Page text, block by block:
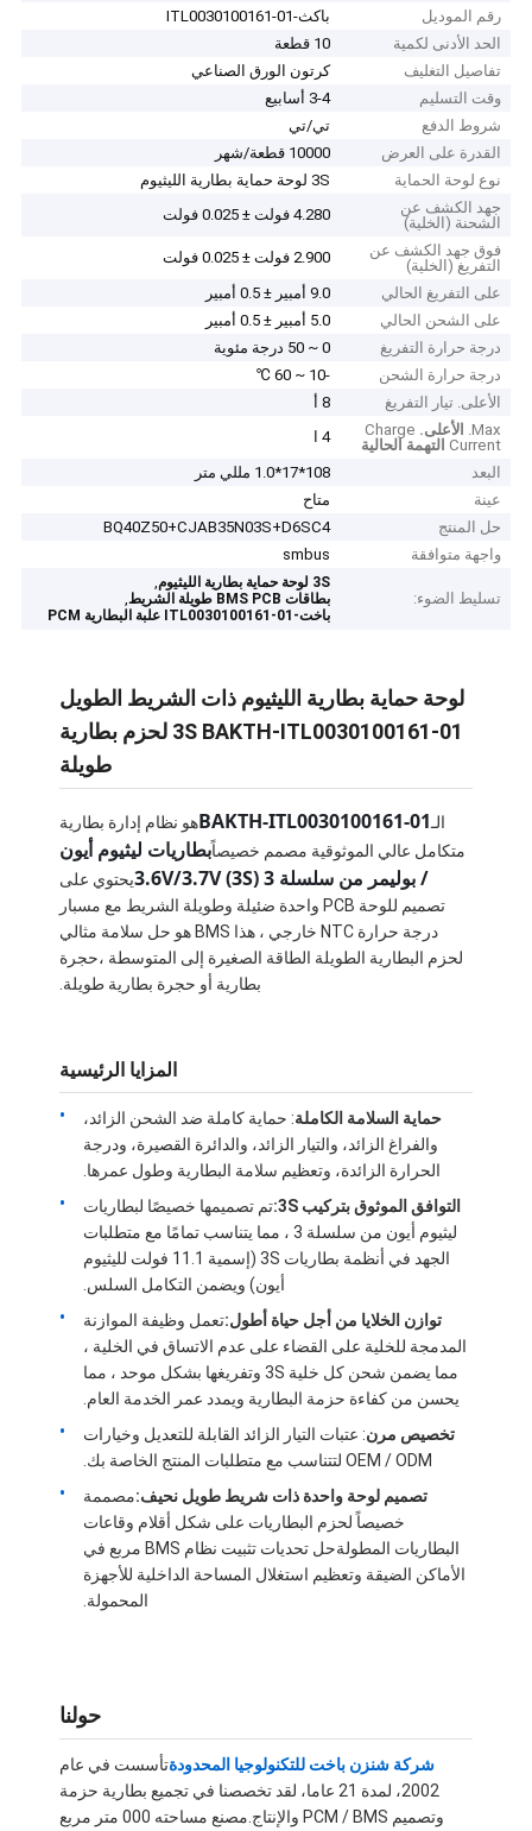
مقاطع فيديو
رقم الموديل
باكث-ITL0030100161-01
الحد الأدنى لكمية
10 قطعة
تفاصيل التغليف
كرتون الورق الصناعي
وقت التسليم
3-4 أسابيع
شروط الدفع
تي/تي
القدرة على العرض
10000 قطعة/شهر
نوع لوحة الحماية
3S لوحة حماية بطارية الليثيوم
جهد الكشف عن
الشحنة (الخلية)
4.280 فولت ± 0.025 فولت
فوق جهد الكشف عن
التفريغ (الخلية)
2.900 فولت ± 0.025 فولت
على التفريغ الحالي
9.0 أمبير ± 0.5 أمبير
على الشحن الحالي
5.0 أمبير ± 0.5 أمبير
درجة حرارة التفريغ
0 ~ 50 درجة مئوية
درجة حرارة الشحن
-10 ~ 60 ℃
الأعلى. تيار التفريغ
8 أ
Max.
الأعلى. Charge
Current التهمة الحالية
4 ا
البعد
108*17*1.0 مللي متر
عينة
متاح
حل المنتج
BQ40Z50+CJAB35N03S+D6SC4
واجهة متوافقة
smbus
تسليط الضوء:
3S لوحة حماية بطارية الليثيوم ,
بطاقات BMS PCB طويلة الشريط ,
باخت-ITL0030100161-01 علبة البطارية PCM
لوحة حماية بطارية الليثيوم ذات الشريط الطويل
3S BAKTH-ITL0030100161-01 لحزم بطارية
طويلة
الـBAKTH-ITL0030100161-01هو نظام إدارة بطارية
متكامل عالي الموثوقية مصمم خصيصاًبطاريات ليثيوم أيون
/ بوليمر من سلسلة 3 (3S) 3.6V/3.7V
يحتوي على
تصميم للوحة PCB واحدة ضئيلة وطويلة الشريط مع مسبار
درجة حرارة NTC خارجي ، هذا BMS هو حل سلامة مثالي
لحزم البطارية الطويلة الطاقة الصغيرة إلى المتوسطة ،حجرة
بطارية أو حجرة بطارية طويلة.
المزايا الرئيسية
حماية السلامة الكاملة: حماية كاملة ضد الشحن الزائد،
والفراغ الزائد، والتيار الزائد، والدائرة القصيرة، ودرجة
الحرارة الزائدة، وتعظيم سلامة البطارية وطول عمرها.
التوافق الموثوق بتركيب 3S:
تم تصميمها خصيصًا لبطاريات
ليثيوم أيون من سلسلة 3 ، مما يتناسب تمامًا مع متطلبات
الجهد في أنظمة بطاريات 3S (إسمية 11.1 فولت لليثيوم
أيون) ويضمن التكامل السلس.
توازن الخلايا من أجل حياة أطول:تعمل وظيفة الموازنة
المدمجة للخلية على القضاء على عدم الاتساق في الخلية ،
مما يضمن شحن كل خلية 3S وتفريغها بشكل موحد ، مما
يحسن من كفاءة حزمة البطارية ويمدد عمر الخدمة العام.
تخصيص مرن: عتبات التيار الزائد القابلة للتعديل وخيارات
OEM / ODM لتتناسب مع متطلبات المنتج الخاصة بك.
تصميم لوحة واحدة ذات شريط طويل نحيف:مصممة
خصيصاً لحزم البطاريات على شكل أقلام وقاعات
البطاريات المطولةحل تحديات تثبيت نظام BMS مربع في
الأماكن الضيقة وتعظيم استغلال المساحة الداخلية للأجهزة
المحمولة.
حولنا
شركة شنزن باخت للتكنولوجيا المحدودةتأسست في عام
2002، لمدة 21 عاما، لقد تخصصنا في تجميع بطارية حزمة
وتصميم PCM / BMS والإنتاج.مصنع مساحته 000 متر مربع